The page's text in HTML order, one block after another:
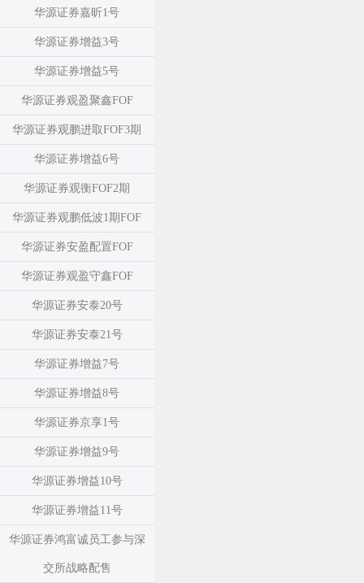
华源证券嘉昕1号
华源证券增益3号
华源证券增益5号
华源证券观盈聚鑫FOF
华源证券观鹏进取FOF3期
华源证券增益6号
华源证券观衡FOF2期
华源证券观鹏低波1期FOF
华源证券安盈配置FOF
华源证券观盈守鑫FOF
华源证券安泰20号
华源证券安泰21号
华源证券增益7号
华源证券增益8号
华源证券京享1号
华源证券增益9号
华源证券增益10号
华源证券增益11号
华源证券鸿富诚员工参与深
交所战略配售